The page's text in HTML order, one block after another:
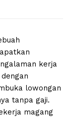
kerja
lowongan
tanpa gaji.
magang